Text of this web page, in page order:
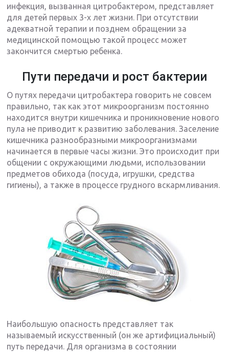
инфекция, вызванная цитробактером, представляет
для детей первых 3-х лет жизни. При отсутствии
адекватной терапии и позднем обращении за
медицинской помощью такой процесс может
закончится смертью ребенка.
Пути передачи и рост бактерии
О путях передачи цитробактера говорить не совсем
правильно, так как этот микроорганизм постоянно
находится внутри кишечника и проникновение нового
пула не приводит к развитию заболевания. Заселение
кишечника разнообразными микроорганизмами
начинается в первые часы жизни. Это происходит при
общении с окружающими людьми, использовании
предметов обихода (посуда, игрушки, средства
гигиены), а также в процессе грудного вскармливания.
Наибольшую опасность представляет так
называемый искусственный (он же артифициальный)
путь передачи. Для организма в состоянии